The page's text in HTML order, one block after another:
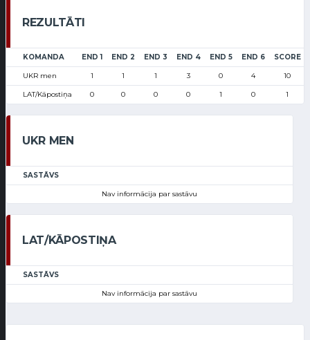
REZULTĀTI
KOMANDA END 1 END 2 END 3 END 4 END 5 END 6 SCORE
UKR men 1 1 1 3 0 4 10
LAT/Kāpostiņa 0 0 0 0 1 0 1
UKR MEN
SASTĀVS
Nav informācija par sastāvu
LAT/KĀPOSTIŅA
SASTĀVS
Nav informācija par sastāvu